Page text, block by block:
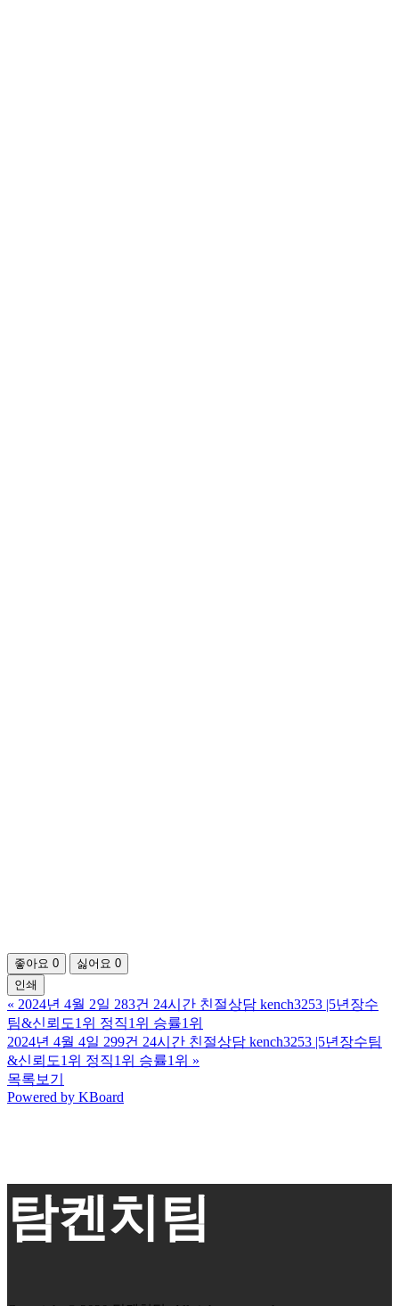
좋아요 0 싫어요 0
인쇄
« 2024년 4월 2일 283건 24시간 친절상담 kench3253 |5년장수
팀&신뢰도1위 정직1위 승률1위
2024년 4월 4일 299건 24시간 친절상담 kench3253 |5년장수팀
&신뢰도1위 정직1위 승률1위 »
목록보기
Powered by KBoard
탐켄치팀